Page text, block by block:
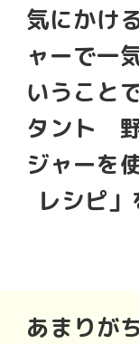
気にかけ
ャーで一
いうこと
タント
ジャーを
レシピ
あまりが